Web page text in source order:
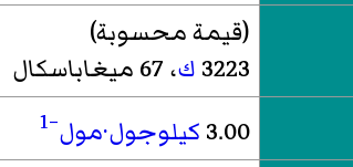
(قيمة محسوبة)
3223 ك، 67 ميغاباسكال
3.00 كيلوجول·مول−1